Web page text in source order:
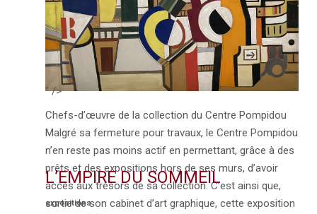
" />
Chefs-d’œuvre de la collection du Centre Pompidou
Malgré sa fermeture pour travaux, le Centre Pompidou
n’en reste pas moins actif en permettant, grâce à des
prêts et des expositions hors de ses murs, d’avoir
accès aux trésors de sa collection. C’est ainsi que,
sortie de son cabinet d’art graphique, cette exposition
L’EMPIRE DU SOMMEIL
expositions